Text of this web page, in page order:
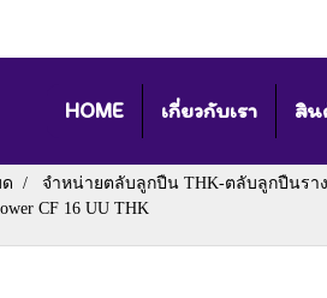
HOME เกี่ยวกับเรา สิน
จำหน่ายตลับลูกปืน THK-ตลับลูกปืนรา
CF 16 UU THK